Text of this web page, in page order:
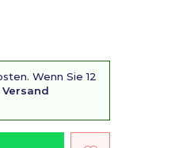
Wenn Sie 12
Versand